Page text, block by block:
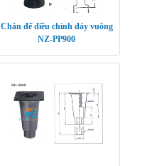
Chân đế điều chỉnh đáy vuông
NZ-PP900